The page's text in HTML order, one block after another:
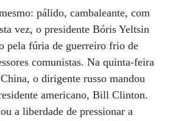
pálido, cambaleante, com
vez, o presidente Bóris Yeltsin
pela fúria de guerreiro frio de
comunistas. Na quinta-feira
o dirigente russo mandou
americano, Bill Clinton.
a liberdade de pressionar a